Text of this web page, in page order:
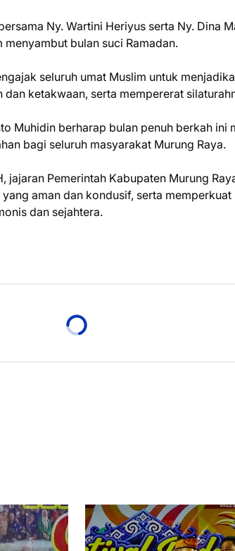
Ny. Wartini Heriyus serta Ny. Dina
bulan suci Ramadan.
seluruh umat Muslim untuk
ketakwaan, serta mempererat
Muhidin berharap bulan penuh berkah ini
bagi seluruh masyarakat Murung Raya.
jajaran Pemerintah Kabupaten Murung
aman dan kondusif, serta
dan sejahtera.